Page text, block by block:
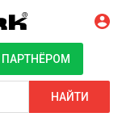
ПАРТНЁРОМ
НАЙТИ